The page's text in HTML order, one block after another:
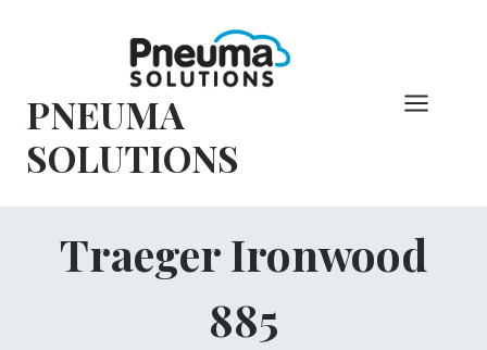
PNEUMA
SOLUTIONS
Traeger Ironwood
885